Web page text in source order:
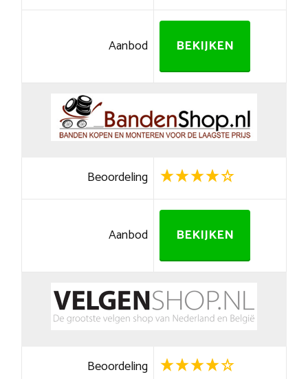
Aanbod BEKIJKEN
Beoordeling
Aanbod BEKIJKEN
Beoordeling